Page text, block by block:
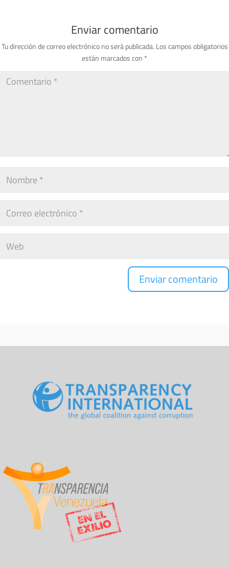
Enviar comentario
Tu dirección de correo electrónico no será publicada. Los campos obligatorios
están marcados con *